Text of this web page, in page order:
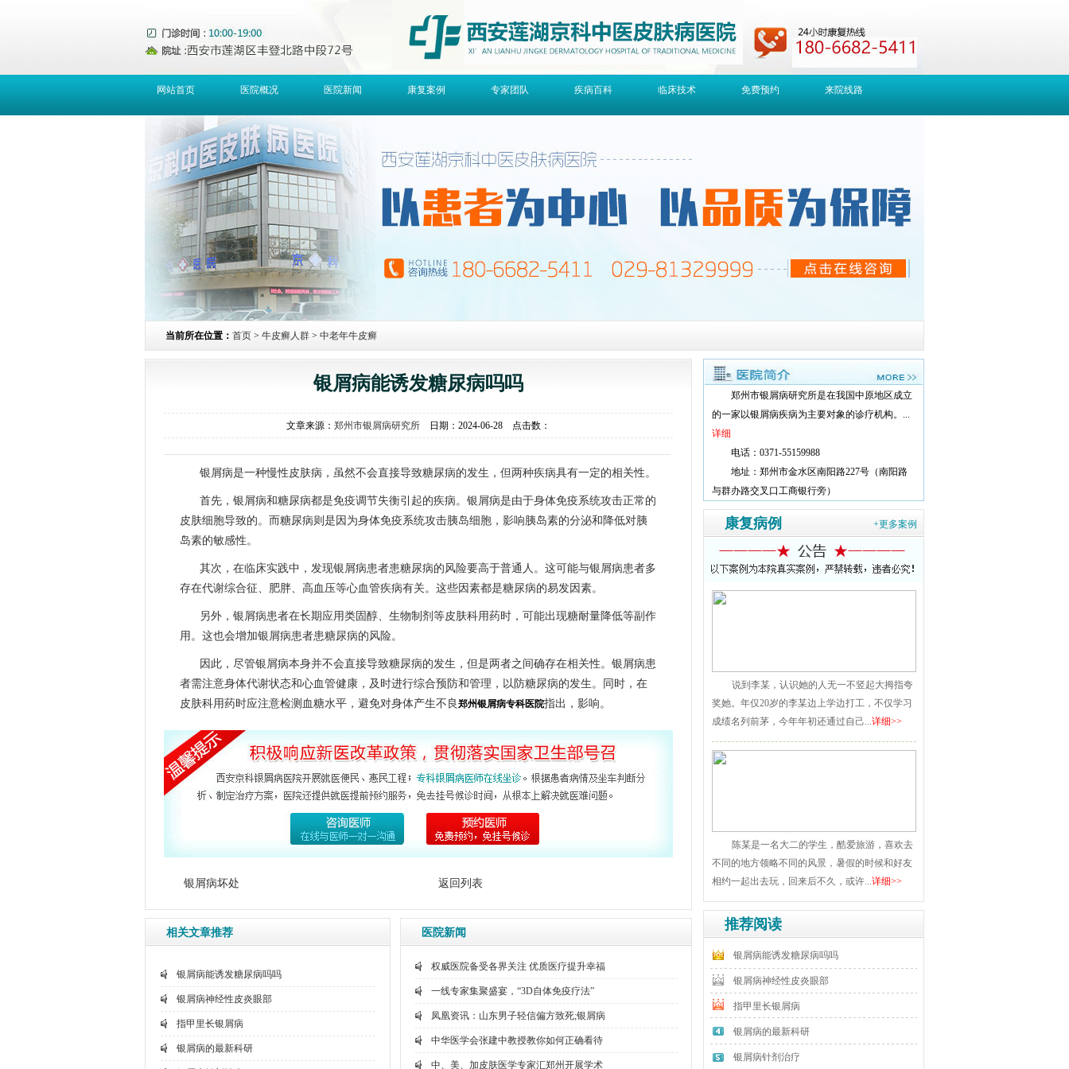
网站首页 医院概况 医院新闻 康复案例 专家团队 疾病百科 临床技术 免费预约 来院线路
当前所在位置： 首页 > 牛皮癣人群 > 中老年牛皮癣
银屑病能诱发糖尿病吗吗
文章来源： 郑州市银屑病研究所 日期：2024-06-28 点击数：
银屑病是一种慢性皮肤病，虽然不会直接导致糖尿病的发生，但两种疾病具有一定的相关性。
首先，银屑病和糖尿病都是免疫调节失衡引起的疾病。银屑病是由于身体免疫系统攻击正常的
皮肤细胞导致的。而糖尿病则是因为身体免疫系统攻击胰岛细胞，影响胰岛素的分泌和降低对胰
岛素的敏感性。
其次，在临床实践中，发现银屑病患者患糖尿病的风险要高于普通人。这可能与银屑病患者多
存在代谢综合征、肥胖、高血压等心血管疾病有关。这些因素都是糖尿病的易发因素。
另外，银屑病患者在长期应用类固醇、生物制剂等皮肤科用药时，可能出现糖耐量降低等副作
用。这也会增加银屑病患者患糖尿病的风险。
因此，尽管银屑病本身并不会直接导致糖尿病的发生，但是两者之间确存在相关性。银屑病患
者需注意身体代谢状态和心血管健康，及时进行综合预防和管理，以防糖尿病的发生。同时，在
皮肤科用药时应注意检测血糖水平，避免对身体产生不良郑州银屑病专科医院指出，影响。
银屑病坏处 返回列表
相关文章推荐
银屑病能诱发糖尿病吗吗
银屑病神经性皮炎眼部
指甲里长银屑病
银屑病的最新科研
医院新闻
权威医院备受各界关注 优质医疗提升幸福
一线专家集聚盛宴，“3D自体免疫疗法”
凤凰资讯：山东男子轻信偏方致死;银屑病
中华医学会张建中教授教你如何正确看待
中、美、加皮肤医学专家汇郑州开展学术
郑州市银屑病研究所是在我国中原地区成立
的一家以银屑病疾病为主要对象的诊疗机构。...
详细
电话：0371-55159988
地址：郑州市金水区南阳路227号（南阳路
与群办路交叉口工商银行旁）
康复病例 +更多案例
说到李某，认识她的人无一不竖起大拇指夸
奖她。年仅20岁的李某边上学边打工，不仅学习
成绩名列前茅，今年年初还通过自己...详细>>
陈某是一名大二的学生，酷爱旅游，喜欢去
不同的地方领略不同的风景，暑假的时候和好友
相约一起出去玩，回来后不久，或许...详细>>
推荐阅读
银屑病能诱发糖尿病吗吗
银屑病神经性皮炎眼部
指甲里长银屑病
银屑病的最新科研
银屑病针剂治疗